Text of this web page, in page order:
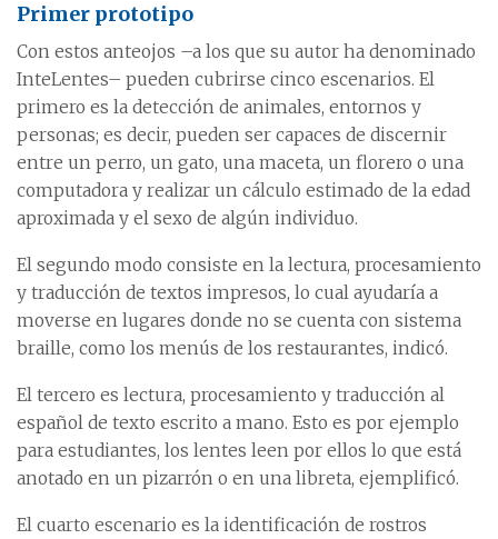
Primer prototipo
Con estos anteojos –a los que su autor ha denominado
InteLentes– pueden cubrirse cinco escenarios. El
primero es la detección de animales, entornos y
personas; es decir, pueden ser capaces de discernir
entre un perro, un gato, una maceta, un florero o una
computadora y realizar un cálculo estimado de la edad
aproximada y el sexo de algún individuo.
El segundo modo consiste en la lectura, procesamiento
y traducción de textos impresos, lo cual ayudaría a
moverse en lugares donde no se cuenta con sistema
braille, como los menús de los restaurantes, indicó.
El tercero es lectura, procesamiento y traducción al
español de texto escrito a mano. Esto es por ejemplo
para estudiantes, los lentes leen por ellos lo que está
anotado en un pizarrón o en una libreta, ejemplificó.
El cuarto escenario es la identificación de rostros